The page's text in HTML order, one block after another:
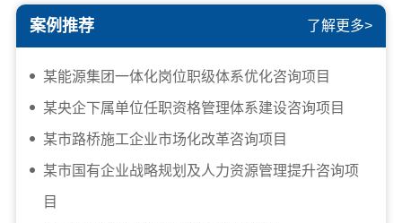
案例推荐 了解更多>
某能源集团一体化岗位职级体系优化咨询项目
某央企下属单位任职资格管理体系建设咨询项目
某市路桥施工企业市场化改革咨询项目
某市国有企业战略规划及人力资源管理提升咨询项
目